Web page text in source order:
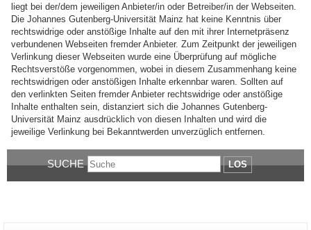
liegt bei der/dem jeweiligen Anbieter/in oder Betreiber/in der Webseiten.
Die Johannes Gutenberg-Universität Mainz hat keine Kenntnis über
rechtswidrige oder anstößige Inhalte auf den mit ihrer Internetpräsenz
verbundenen Webseiten fremder Anbieter. Zum Zeitpunkt der jeweiligen
Verlinkung dieser Webseiten wurde eine Überprüfung auf mögliche
Rechtsverstöße vorgenommen, wobei in diesem Zusammenhang keine
rechtswidrigen oder anstößigen Inhalte erkennbar waren. Sollten auf
den verlinkten Seiten fremder Anbieter rechtswidrige oder anstößige
Inhalte enthalten sein, distanziert sich die Johannes Gutenberg-
Universität Mainz ausdrücklich von diesen Inhalten und wird die
jeweilige Verlinkung bei Bekanntwerden unverzüglich entfernen.
SUCHE LOS